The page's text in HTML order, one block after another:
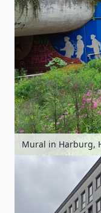
Mural in Harburg,